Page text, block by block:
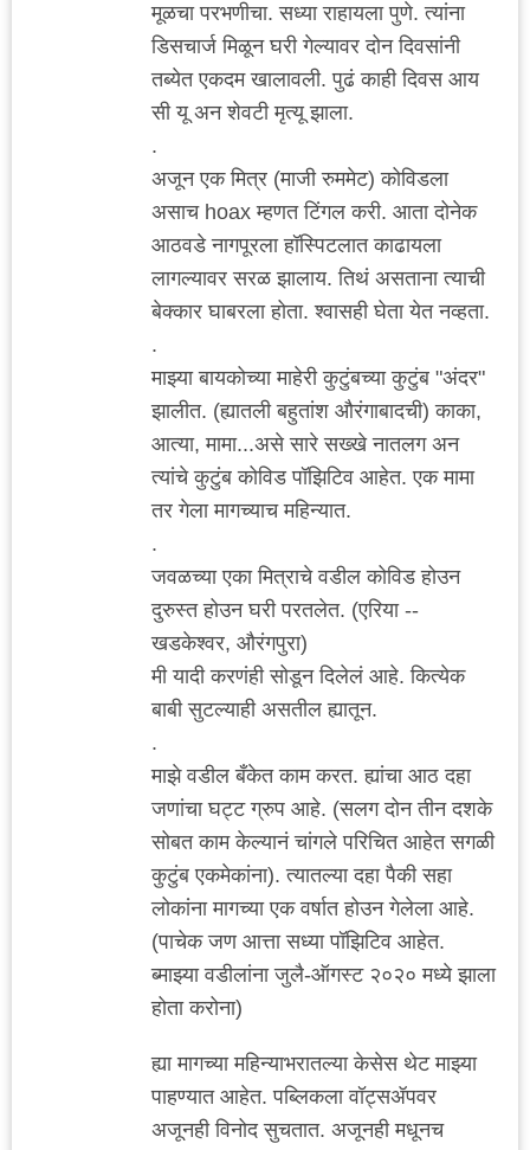
मूळचा परभणीचा. सध्या राहायला पुणे. त्यांना
डिसचार्ज मिळून घरी गेल्यावर दोन दिवसांनी
तब्येत एकदम खालावली. पुढं काही दिवस आय
सी यू अन शेवटी मृत्यू झाला.
.
अजून एक मित्र (माजी रुममेट) कोविडला
असाच hoax म्हणत टिंगल करी. आता दोनेक
आठवडे नागपूरला हॉस्पिटलात काढायला
लागल्यावर सरळ झालाय. तिथं असताना त्याची
बेक्कार घाबरला होता. श्वासही घेता येत नव्हता.
.
माझ्या बायकोच्या माहेरी कुटुंबच्या कुटुंब "अंदर"
झालीत. (ह्यातली बहुतांश औरंगाबादची) काका,
आत्या, मामा...असे सारे सख्खे नातलग अन
त्यांचे कुटुंब कोविड पॉझिटिव आहेत. एक मामा
तर गेला मागच्याच महिन्यात.
.
जवळच्या एका मित्राचे वडील कोविड होउन
दुरुस्त होउन घरी परतलेत. (एरिया --
खडकेश्वर, औरंगपुरा)
मी यादी करणंही सोडून दिलेलं आहे. कित्येक
बाबी सुटल्याही असतील ह्यातून.
.
माझे वडील बँकेत काम करत. ह्यांचा आठ दहा
जणांचा घट्ट ग्रुप आहे. (सलग दोन तीन दशके
सोबत काम केल्यानं चांगले परिचित आहेत सगळी
कुटुंब एकमेकांना). त्यातल्या दहा पैकी सहा
लोकांना मागच्या एक वर्षात होउन गेलेला आहे.
(पाचेक जण आत्ता सध्या पॉझिटिव आहेत.
ब्माझ्या वडीलांना जुलै-ऑगस्ट २०२० मध्ये झाला
होता करोना)
ह्या मागच्या महिन्याभरातल्या केसेस थेट माझ्या
पाहण्यात आहेत. पब्लिकला वॉट्सॲपवर
अजूनही विनोद सुचतात. अजूनही मधूनच